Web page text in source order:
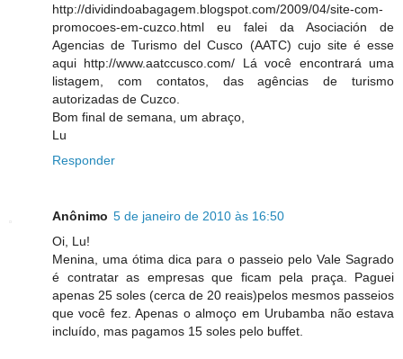
http://dividindoabagagem.blogspot.com/2009/04/site-com-
promocoes-em-cuzco.html eu falei da Asociación de
Agencias de Turismo del Cusco (AATC) cujo site é esse
aqui http://www.aatccusco.com/ Lá você encontrará uma
listagem, com contatos, das agências de turismo
autorizadas de Cuzco.
Bom final de semana, um abraço,
Lu
Responder
Anônimo 5 de janeiro de 2010 às 16:50
Oi, Lu!
Menina, uma ótima dica para o passeio pelo Vale Sagrado
é contratar as empresas que ficam pela praça. Paguei
apenas 25 soles (cerca de 20 reais)pelos mesmos passeios
que você fez. Apenas o almoço em Urubamba não estava
incluído, mas pagamos 15 soles pelo buffet.